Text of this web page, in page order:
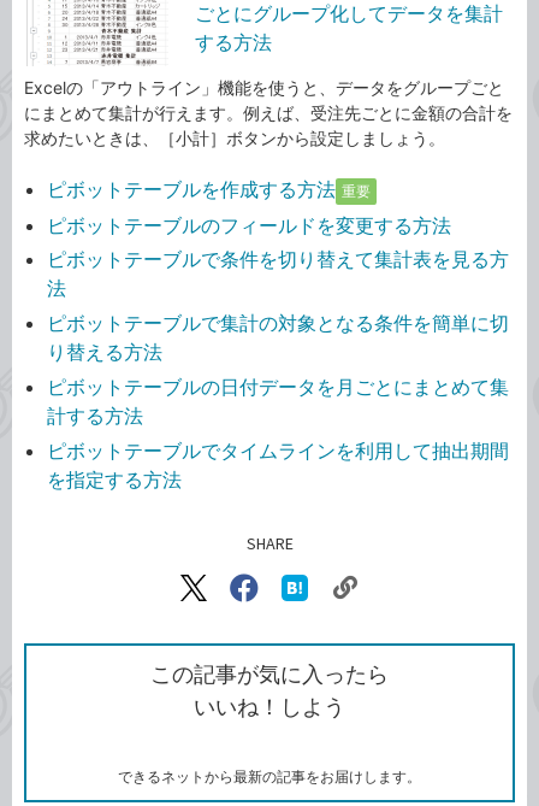
ごとにグループ化してデータを集計
する方法
Excelの「アウトライン」機能を使うと、データをグループごと
にまとめて集計が行えます。例えば、受注先ごとに金額の合計を
求めたいときは、［小計］ボタンから設定しましょう。
ピボットテーブルを作成する方法 重要
ピボットテーブルのフィールドを変更する方法
ピボットテーブルで条件を切り替えて集計表を見る方
法
ピボットテーブルで集計の対象となる条件を簡単に切
り替える方法
ピボットテーブルの日付データを月ごとにまとめて集
計する方法
ピボットテーブルでタイムラインを利用して抽出期間
を指定する方法
SHARE
X（旧
で
シ
ェ
ア
Facebook
シ
ェ
ア
な
ッ
ク
ク
ク
を
コ
この記事が気に入ったら
いいね！しよう
できるネットから最新の記事をお届けします。